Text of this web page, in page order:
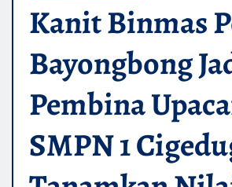
Kanit Binmas
Bayongbong
Pembina
SMPN 1